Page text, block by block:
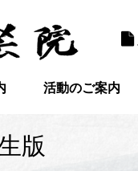
活動のご案内
版